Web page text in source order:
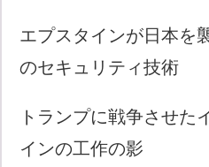
エプスタインが日本を
のセキュリティ技術
トランプに戦争させた
インの工作の影